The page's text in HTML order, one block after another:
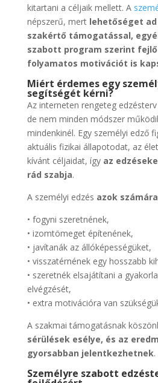
kitartani a céljaik mellett. A
népszerű, mert lehetőséget
szakértő támogatással,
szabott program szerint
folyamatos motivációt is
Miért érdemes egy
segítségét kérni?
Az interneten rengeteg
de nem minden módszer
mindenkinél. Egy személyi edző
aktuális fizikai állapotodat, az
kívánt céljaidat, így az
rád szabja.
A személyi edzés azok
• fogyni szeretnének,
• izomtömeget építenének,
• javítanák az állóképességüket,
• visszatérnének egy hosszabb
• szeretnék elsajátítani a
elvégzését,
• extra motivációra van
A szakmai támogatásnak
sérülések esélye, és az
gyorsabban jelentkezhetnek.
Személyre szabott